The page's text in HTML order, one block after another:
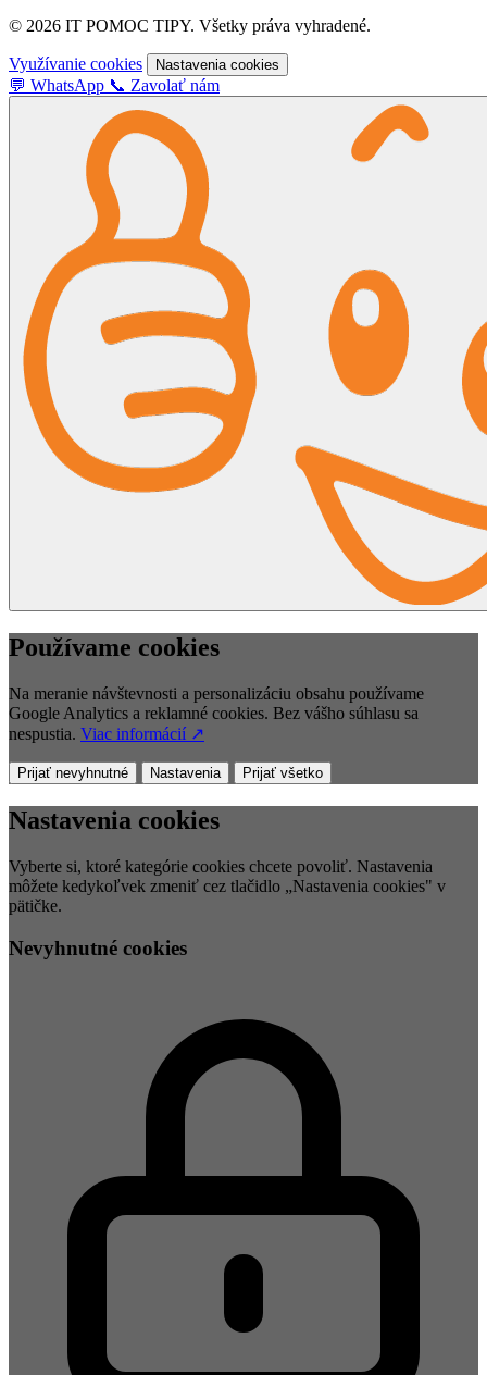
© 2026 IT POMOC TIPY. Všetky práva vyhradené.
Využívanie cookies Nastavenia cookies
💬 WhatsApp 📞 Zavolať nám
Používame cookies
Na meranie návštevnosti a personalizáciu obsahu používame
Google Analytics a reklamné cookies. Bez vášho súhlasu sa
nespustia. Viac informácií ↗
Prijať nevyhnutné Nastavenia Prijať všetko
Nastavenia cookies
Vyberte si, ktoré kategórie cookies chcete povoliť. Nastavenia
môžete kedykoľvek zmeniť cez tlačidlo „Nastavenia cookies" v
pätičke.
Nevyhnutné cookies